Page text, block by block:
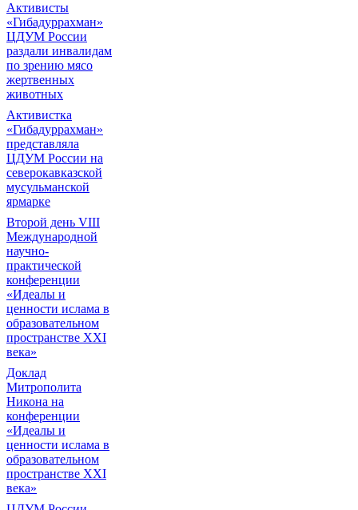
Активисты
«Гибадуррахман»
ЦДУМ России
раздали инвалидам
по зрению мясо
жертвенных
животных
Активистка
«Гибадуррахман»
представляла
ЦДУМ России на
северокавказской
мусульманской
ярмарке
Второй день VIII
Международной
научно-
практической
конференции
«Идеалы и
ценности ислама в
образовательном
пространстве XXI
века»
Доклад
Митрополита
Никона на
конференции
«Идеалы и
ценности ислама в
образовательном
пространстве XXI
века»